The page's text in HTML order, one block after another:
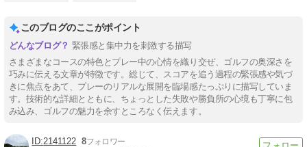
このブログのここがポイント
緊張感と集中力を刺激する描写
さまざまなコースの特色とプレー中の心情を織り交ぜ、ゴルフの奥深さを
巧みに伝える文章が特徴です。総じて、スコアを追う過程の緊張感や気づ
きに焦点をあて、プレーのリアルな展開を臨場感たっぷりに描写していま
す。技術的な詳細とともに、ちょっとした失敗や勝負所の心境も丁寧に包
み込み、ゴルフの魅力を余すところなく伝えます。
2141122 8